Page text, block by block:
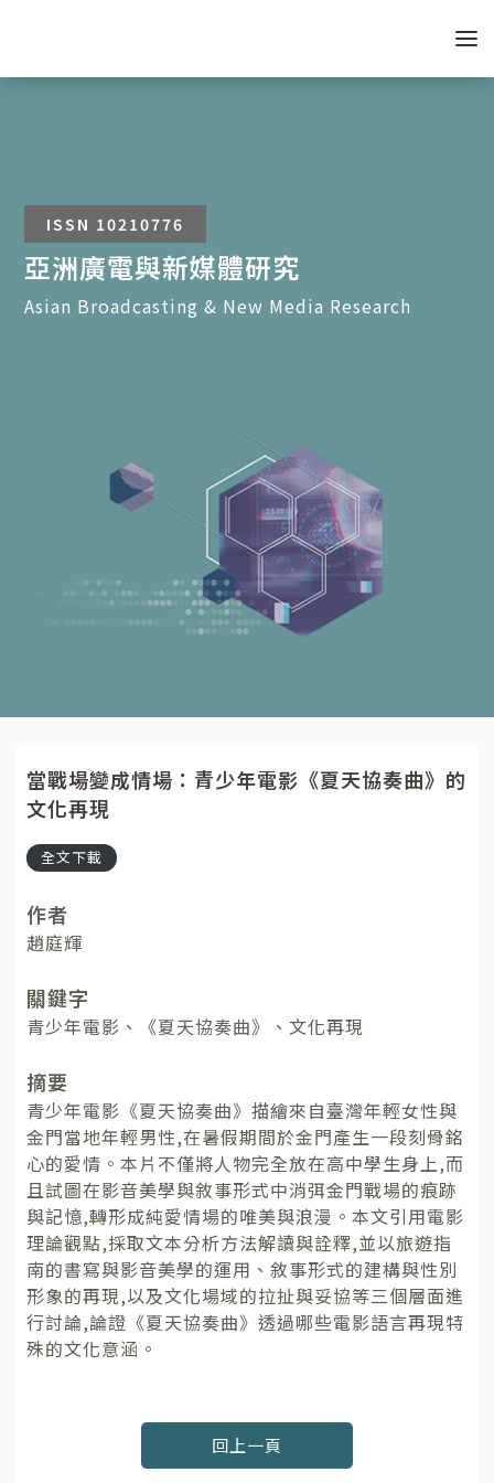
ISSN 10210776
亞洲廣電與新媒體研究
Asian Broadcasting & New Media Research
當戰場變成情場：青少年電影《夏天協奏曲》的
文化再現
全文下載
作者
趙庭輝
關鍵字
青少年電影、《夏天協奏曲》、文化再現
摘要
青少年電影《夏天協奏曲》描繪來自臺灣年輕女性與
金門當地年輕男性,在暑假期間於金門產生一段刻骨銘
心的愛情。本片不僅將人物完全放在高中學生身上,而
且試圖在影音美學與敘事形式中消弭金門戰場的痕跡
與記憶,轉形成純愛情場的唯美與浪漫。本文引用電影
理論觀點,採取文本分析方法解讀與詮釋,並以旅遊指
南的書寫與影音美學的運用、敘事形式的建構與性別
形象的再現,以及文化場域的拉扯與妥協等三個層面進
行討論,論證《夏天協奏曲》透過哪些電影語言再現特
殊的文化意涵。